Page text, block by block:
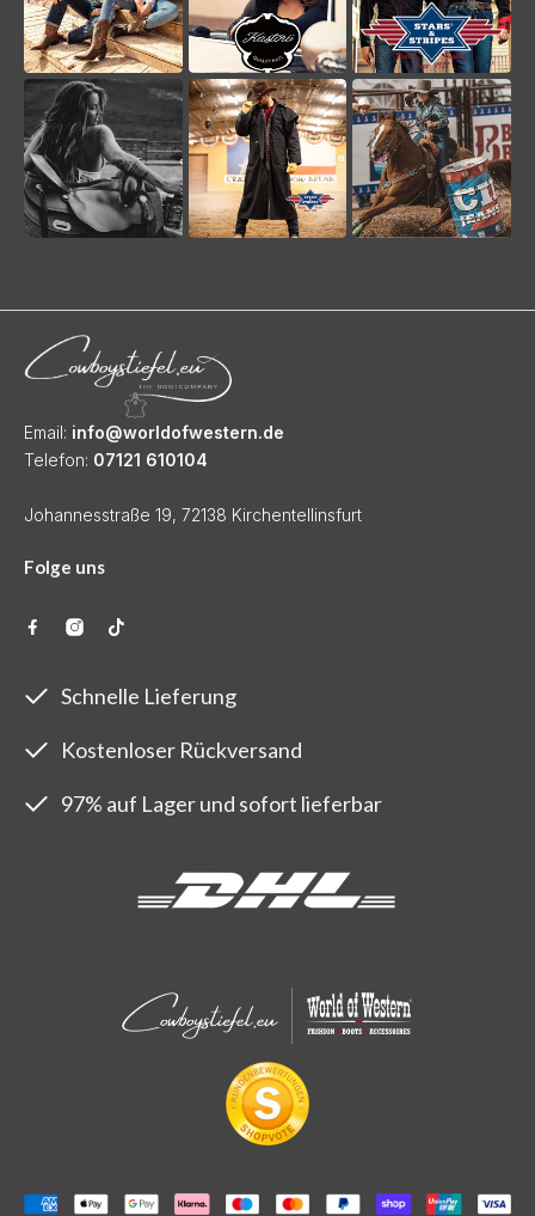
Email: info@worldofwestern.de
Telefon: 07121 610104
Johannesstraße 19, 72138 Kirchentellinsfurt
Folge uns
Schnelle Lieferung
Kostenloser Rückversand
97% auf Lager und sofort lieferbar